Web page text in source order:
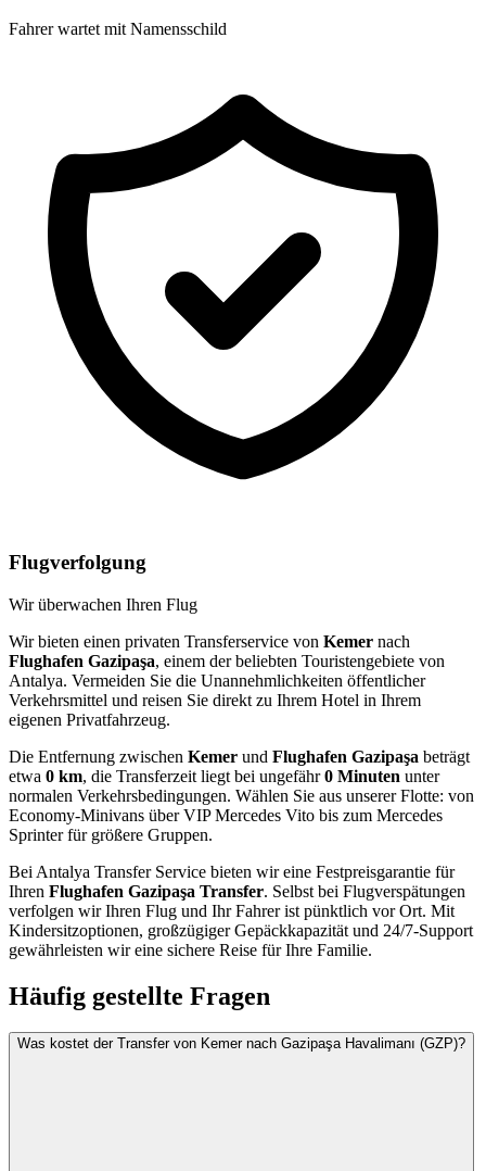
Fahrer wartet mit Namensschild
Flugverfolgung
Wir überwachen Ihren Flug
Wir bieten einen privaten Transferservice von Kemer nach
Flughafen Gazipaşa, einem der beliebten Touristengebiete von
Antalya. Vermeiden Sie die Unannehmlichkeiten öffentlicher
Verkehrsmittel und reisen Sie direkt zu Ihrem Hotel in Ihrem
eigenen Privatfahrzeug.
Die Entfernung zwischen Kemer und Flughafen Gazipaşa beträgt
etwa 0 km, die Transferzeit liegt bei ungefähr0 Minuten unter
normalen Verkehrsbedingungen. Wählen Sie aus unserer Flotte: von
Economy-Minivans über VIP Mercedes Vito bis zum Mercedes
Sprinter für größere Gruppen.
Bei Antalya Transfer Service bieten wir eine Festpreisgarantie für
Ihren Flughafen Gazipaşa Transfer. Selbst bei Flugverspätungen
verfolgen wir Ihren Flug und Ihr Fahrer ist pünktlich vor Ort. Mit
Kindersitzoptionen, großzügiger Gepäckkapazität und 24/7-Support
gewährleisten wir eine sichere Reise für Ihre Familie.
Häufig gestellte Fragen
Was kostet der Transfer von Kemer nach Gazipaşa Havalimanı (GZP)?